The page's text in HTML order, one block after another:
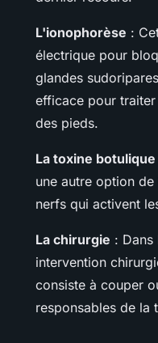
L'ionophorèse :
électrique pour
glandes
efficace pour
des pieds.
La toxine botulique
une autre option
nerfs qui activent
La chirurgie : Dans
intervention
consiste à couper
responsables de la